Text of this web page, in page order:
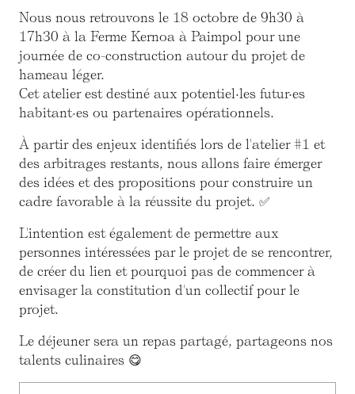
Nous nous retrouvons le 18 octobre de 9h30 à
17h30 à la Ferme Kernoa à Paimpol pour une
journée de co-construction autour du projet de
hameau léger.
Cet atelier est destiné aux potentiel·les futur·es
habitant·es ou partenaires opérationnels.
À partir des enjeux identifiés lors de l'atelier #1 et
des arbitrages restants, nous allons faire émerger
des idées et des propositions pour construire un
cadre favorable à la réussite du projet. ✅
L'intention est également de permettre aux
personnes intéressées par le projet de se rencontrer,
de créer du lien et pourquoi pas de commencer à
envisager la constitution d'un collectif pour le
projet.
Le déjeuner sera un repas partagé, partageons nos
talents culinaires 😋